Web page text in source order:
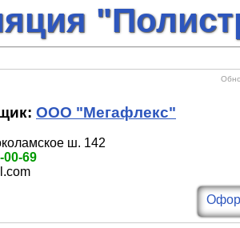
ООО "Мегафлекс"
ш. 142
00-69